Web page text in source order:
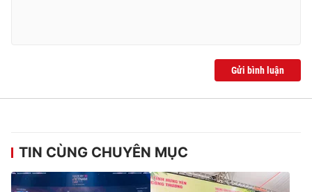
Gửi bình luận
TIN CÙNG CHUYÊN MỤC